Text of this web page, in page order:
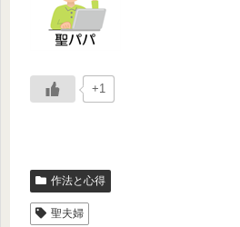
+1
作法と心得
聖夫婦